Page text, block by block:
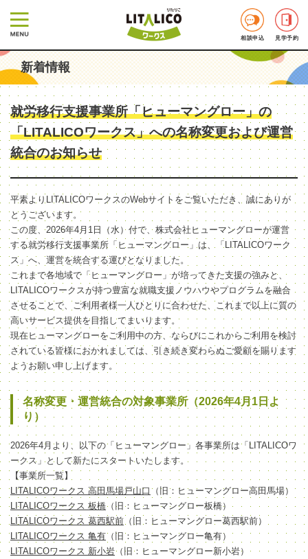
相談申込 見学予約
新着情報
就労移行支援事業所「ヒューマングロー」の
「LITALICOワークス」への名称変更および運営
統合のお知らせ
平素よりLITALICOワークスのWebサイトをご覧いただき、誠にありが
とうございます。
この度、2026年4月1日（水）付で、株式会社ヒューマングローが運営
する就労移行支援事業所「ヒューマングロー」は、「LITALICOワーク
ス」へ、運営を統合する運びとなりました。
これまで各地域で「ヒューマングロー」が培ってきた支援の強みと、
LITALICOワークスが持つ豊富な就職支援ノウハウやプログラムを融合
させることで、ご利用者様一人ひとりに合わせた、これまで以上に質の
高いサービス提供を目指してまいります。
現在ヒューマングローをご利用中の方、ならびにこれからご利用を検討
されている皆様におかれましては、引き続き変わらぬご愛顧を賜ります
ようお願い申し上げます。
名称変更・運営統合の対象事業所（2026年4月1日よ
り）
2026年4月より、以下の「ヒューマングロー」各事業所は「LITALICOワ
ークス」として新たにスタートいたします。
【事業所一覧】
LITALICOワークス 高田馬場戸山口 （旧：ヒューマングロー高田馬場）
LITALICOワークス 板橋（旧：ヒューマングロー板橋）
LITALICOワークス 葛西駅前 （旧：ヒューマングロー葛西駅前）
LITALICOワークス 亀有（旧：ヒューマングロー亀有）
LITALICOワークス 新小岩（旧：ヒューマングロー新小岩）